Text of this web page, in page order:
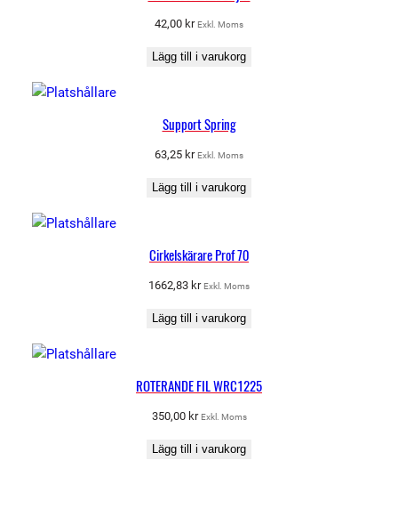
42,00 kr Exkl. Moms
Lägg till i varukorg
Support Spring
63,25 kr Exkl. Moms
Lägg till i varukorg
Cirkelskärare Prof 70
1662,83 kr Exkl. Moms
Lägg till i varukorg
ROTERANDE FIL WRC1225
350,00 kr Exkl. Moms
Lägg till i varukorg